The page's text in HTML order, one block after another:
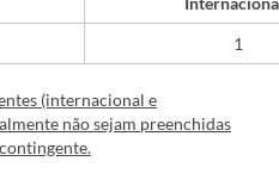
1
(internacional e
não sejam preenchidas